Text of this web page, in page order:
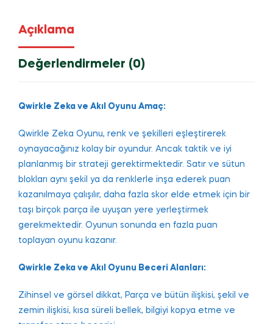
Açıklama
Değerlendirmeler (0)
Qwirkle Zeka ve Akıl Oyunu Amaç:
Qwirkle Zeka Oyunu, renk ve şekilleri eşleştirerek
oynayacağınız kolay bir oyundur. Ancak taktik ve iyi
planlanmış bir strateji gerektirmektedir. Satır ve sütun
blokları aynı şekil ya da renklerle inşa ederek puan
kazanılmaya çalışılır, daha fazla skor elde etmek için bir
taşı birçok parça ile uyuşan yere yerleştirmek
gerekmektedir. Oyunun sonunda en fazla puan
toplayan oyunu kazanır.
Qwirkle Zeka ve Akıl Oyunu Beceri Alanları:
Zihinsel ve görsel dikkat, Parça ve bütün ilişkisi, şekil ve
zemin ilişkisi, kısa süreli bellek, bilgiyi kopya etme ve